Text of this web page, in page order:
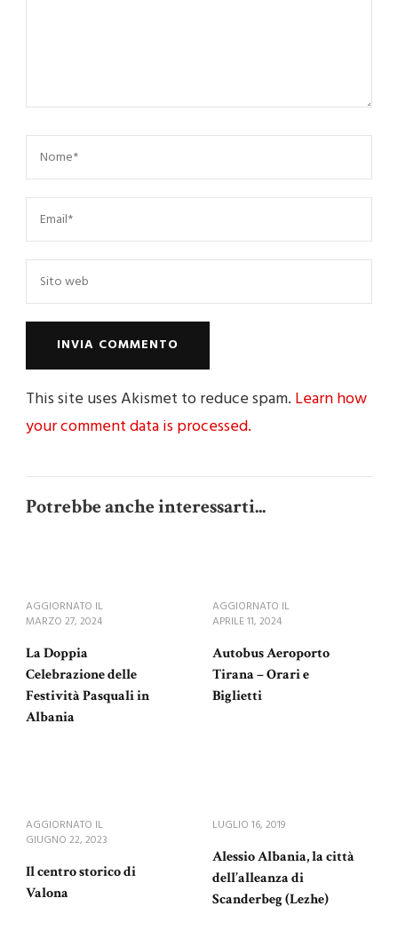
This site uses Akismet to reduce spam. Learn how
your comment data is processed.
Potrebbe anche interessarti...
AGGIORNATO IL
MARZO 27, 2024
La Doppia
Celebrazione delle
Festività Pasquali in
Albania
AGGIORNATO IL
APRILE 11, 2024
Autobus Aeroporto
Tirana – Orari e
Biglietti
AGGIORNATO IL
GIUGNO 22, 2023
Il centro storico di
Valona
LUGLIO 16, 2019
Alessio Albania, la città
dell’alleanza di
Scanderbeg (Lezhe)